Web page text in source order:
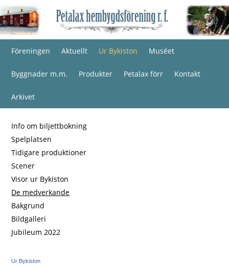
Föreningen Aktuellt Ur Bykiston Muséet
Byggnader m.m. Produkter Petalax förr Kontakt
Arkivet
Info om biljettbokning
Spelplatsen
Tidigare produktioner
Scener
Visor ur Bykiston
De medverkande
Bakgrund
Bildgalleri
Jubileum 2022
Ur Bykiston